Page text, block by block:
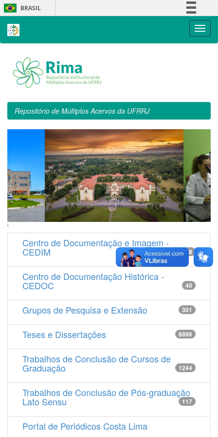
Skip
navigation
BRASIL
Repositório de Múltiplos Acervos da UFRRJ
'
Centro de Documentação e Imagem -
CEDIM 14538
Centro de Documentação Histórica -
CEDOC 40
Grupos de Pesquisa e Extensão 301
Teses e Dissertações 8896
Trabalhos de Conclusão de Cursos de
Graduação 1244
Trabalhos de Conclusão de Pós-graduação
Lato Sensu 117
Portal de Periódicos Costa Lima